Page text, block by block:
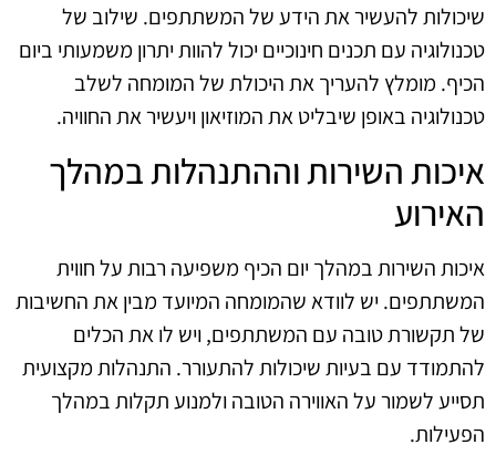
שיכולות להעשיר את הידע של המשתתפים. שילוב של
טכנולוגיה עם תכנים חינוכיים יכול להוות יתרון משמעותי ביום
הכיף. מומלץ להעריך את היכולת של המומחה לשלב
טכנולוגיה באופן שיבליט את המוזיאון ויעשיר את החוויה.
איכות השירות וההתנהלות במהלך
האירוע
איכות השירות במהלך יום הכיף משפיעה רבות על חווית
המשתתפים. יש לוודא שהמומחה המיועד מבין את החשיבות
של תקשורת טובה עם המשתתפים, ויש לו את הכלים
להתמודד עם בעיות שיכולות להתעורר. התנהלות מקצועית
תסייע לשמור על האווירה הטובה ולמנוע תקלות במהלך
הפעילות.